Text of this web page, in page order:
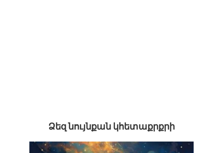
Ձեզ նույնքան կհետաքրքրի